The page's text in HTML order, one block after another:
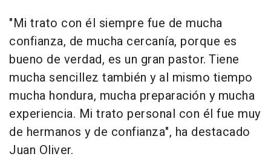
"Mi trato con él siempre fue de mucha
confianza, de mucha cercanía, porque es
bueno de verdad, es un gran pastor. Tiene
mucha sencillez también y al mismo tiempo
mucha hondura, mucha preparación y mucha
experiencia. Mi trato personal con él fue muy
de hermanos y de confianza", ha destacado
Juan Oliver.